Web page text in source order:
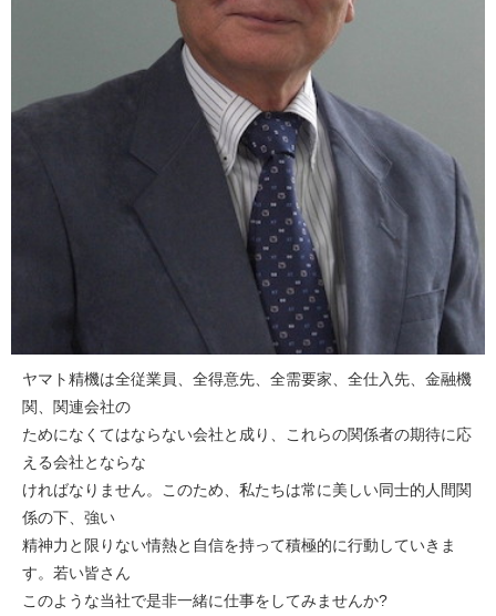
ヤマト精機は全従業員、全得意先、全需要家、全仕入先、金融機
関、関連会社の
ためになくてはならない会社と成り、これらの関係者の期待に応
える会社とならな
ければなりません。このため、私たちは常に美しい同士的人間関
係の下、強い
精神力と限りない情熱と自信を持って積極的に行動していきま
す。若い皆さん
このような当社で是非一緒に仕事をしてみませんか?